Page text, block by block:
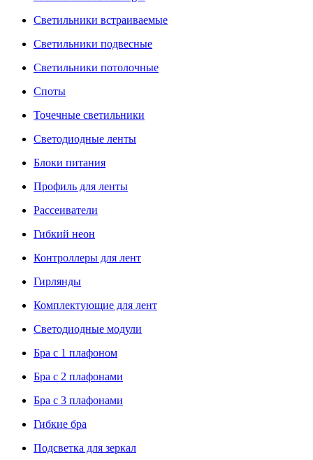
Светильники встраиваемые
Светильники подвесные
Светильники потолочные
Споты
Точечные светильники
Светодиодные ленты
Блоки питания
Профиль для ленты
Рассеиватели
Гибкий неон
Контроллеры для лент
Гирлянды
Комплектующие для лент
Светодиодные модули
Бра с 1 плафоном
Бра с 2 плафонами
Бра с 3 плафонами
Гибкие бра
Подсветка для зеркал